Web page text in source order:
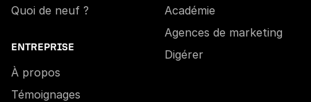
Quoi de neuf ?
ENTREPRISE
À propos
Témoignages
Académie
Agences de marketing
Digérer